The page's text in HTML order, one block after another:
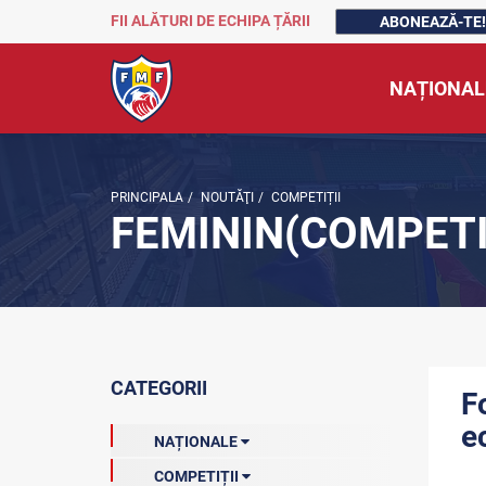
FII ALĂTURI DE ECHIPA ȚĂRII ABONEAZĂ-TE!
PRINCIPALA / NOUTĂŢI / COMPETIȚII
CATEGORII
NAȚIONALE
COMPETIȚII